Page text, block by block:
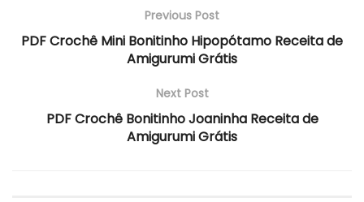
Previous Post
PDF Crochê Mini Bonitinho Hipopótamo Receita de
Amigurumi Grátis
Next Post
PDF Crochê Bonitinho Joaninha Receita de
Amigurumi Grátis